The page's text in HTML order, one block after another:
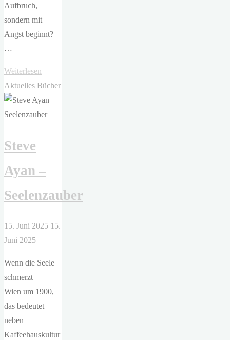
Aufbruch,
sondern mit
Angst beginnt?
…
Weiterlesen
Wetherall
–
Amphibium"
Aktuelles Bücher
Steve
Ayan –
Seelenzauber
15. Juni 2025 15.
Juni 2025
Wenn die Seele
schmerzt —
Wien um 1900,
das bedeutet
neben
Kaffeehauskultur